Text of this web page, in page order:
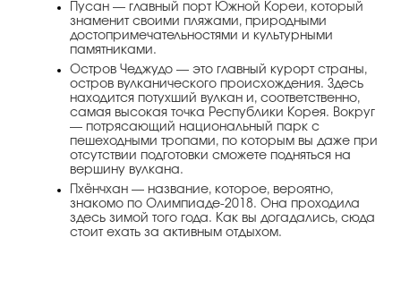
Пусан — главный порт Южной Кореи, который
знаменит своими пляжами, природными
достопримечательностями и культурными
памятниками.
Остров Чеджудо — это главный курорт страны,
остров вулканического происхождения. Здесь
находится потухший вулкан и, соответственно,
самая высокая точка Республики Корея. Вокруг
— потрясающий национальный парк с
пешеходными тропами, по которым вы даже при
отсутствии подготовки сможете подняться на
вершину вулкана.
Пхёнчхан — название, которое, вероятно,
знакомо по Олимпиаде-2018. Она проходила
здесь зимой того года. Как вы догадались, сюда
стоит ехать за активным отдыхом.